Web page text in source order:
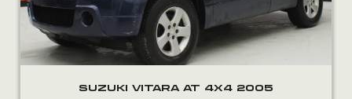
SUZUKI VITARA AT 4X4 2005